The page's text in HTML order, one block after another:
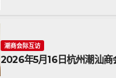
潮商会际互访
2026年5月16日杭州潮汕商